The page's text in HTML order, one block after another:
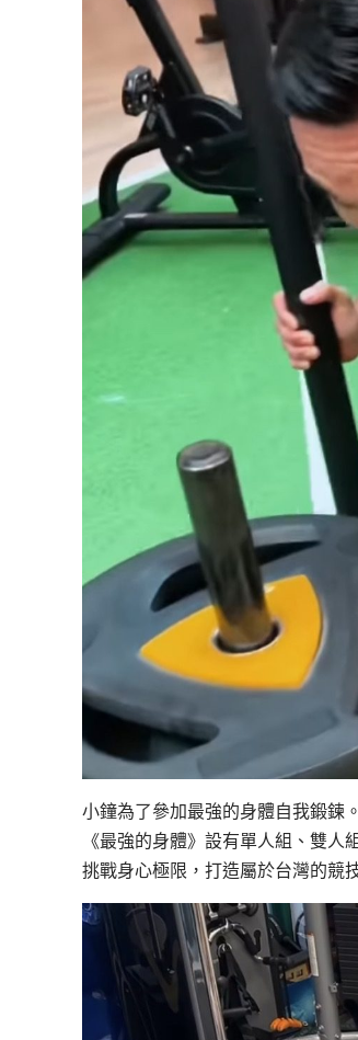
小鐘為了參加最強的身體自我鍛鍊
《最強的身體》設有單人組、雙
挑戰身心極限，打造屬於台灣的競